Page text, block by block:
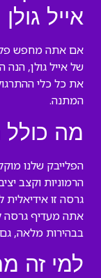
אייל גולן
אם אתה מחפש
של אייל גולן,
את כל כלי
המתנה.
מה כולל
הפלייבק שלנו
הרמוניות וקצב
גרסה זו אידיאלית
אתה מעדיף גרסה
בבהירות מלאה,
למי זה